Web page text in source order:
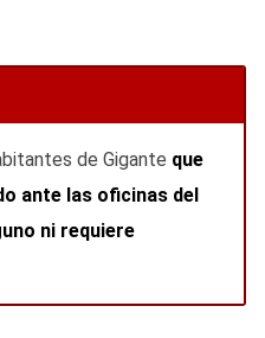
de Gigante que
ante las oficinas del
ni requiere